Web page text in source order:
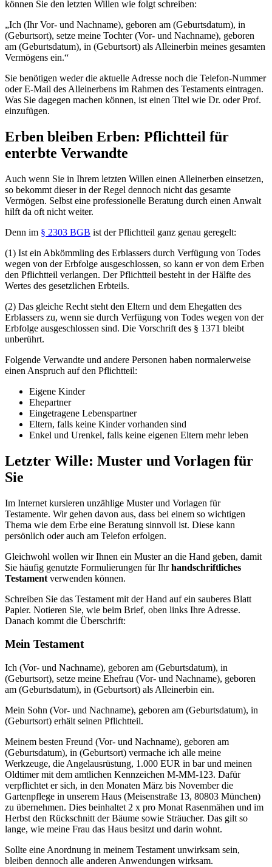
können Sie den letzten Willen wie folgt schreiben:
„Ich (Ihr Vor- und Nachname), geboren am (Geburtsdatum), in
(Geburtsort), setze meine Tochter (Vor- und Nachname), geboren
am (Geburtsdatum), in (Geburtsort) als Alleinerbin meines gesamten
Vermögens ein.“
Sie benötigen weder die aktuelle Adresse noch die Telefon-Nummer
oder E-Mail des Alleinerbens im Rahmen des Testaments eintragen.
Was Sie dagegen machen können, ist einen Titel wie Dr. oder Prof.
einzufügen.
Erben bleiben Erben: Pflichtteil für
enterbte Verwandte
Auch wenn Sie in Ihrem letzten Willen einen Alleinerben einsetzen,
so bekommt dieser in der Regel dennoch nicht das gesamte
Vermögen. Selbst eine professionelle Beratung durch einen Anwalt
hilft da oft nicht weiter.
Denn im § 2303 BGB ist der Pflichtteil ganz genau geregelt:
(1) Ist ein Abkömmling des Erblassers durch Verfügung von Todes
wegen von der Erbfolge ausgeschlossen, so kann er von dem Erben
den Pflichtteil verlangen. Der Pflichtteil besteht in der Hälfte des
Wertes des gesetzlichen Erbteils.
(2) Das gleiche Recht steht den Eltern und dem Ehegatten des
Erblassers zu, wenn sie durch Verfügung von Todes wegen von der
Erbfolge ausgeschlossen sind. Die Vorschrift des § 1371 bleibt
unberührt.
Folgende Verwandte und andere Personen haben normalerweise
einen Anspruch auf den Pflichtteil:
Eigene Kinder
Ehepartner
Eingetragene Lebenspartner
Eltern, falls keine Kinder vorhanden sind
Enkel und Urenkel, falls keine eigenen Eltern mehr leben
Letzter Wille: Muster und Vorlagen für
Sie
Im Internet kursieren unzählige Muster und Vorlagen für
Testamente. Wir gehen davon aus, dass bei einem so wichtigen
Thema wie dem Erbe eine Beratung sinnvoll ist. Diese kann
persönlich oder auch am Telefon erfolgen.
Gleichwohl wollen wir Ihnen ein Muster an die Hand geben, damit
Sie häufig genutzte Formulierungen für Ihrhandschriftliches
Testament verwenden können.
Schreiben Sie das Testament mit der Hand auf ein sauberes Blatt
Papier. Notieren Sie, wie beim Brief, oben links Ihre Adresse.
Danach kommt die Überschrift:
Mein Testament
Ich (Vor- und Nachname), geboren am (Geburtsdatum), in
(Geburtsort), setze meine Ehefrau (Vor- und Nachname), geboren
am (Geburtsdatum), in (Geburtsort) als Alleinerbin ein.
Mein Sohn (Vor- und Nachname), geboren am (Geburtsdatum), in
(Geburtsort) erhält seinen Pflichtteil.
Meinem besten Freund (Vor- und Nachname), geboren am
(Geburtsdatum), in (Geburtsort) vermache ich alle meine
Werkzeuge, die Angelausrüstung, 1.000 EUR in bar und meinen
Oldtimer mit dem amtlichen Kennzeichen M-MM-123. Dafür
verpflichtet er sich, in den Monaten März bis November die
Gartenpflege in unserem Haus (Meisenstraße 13, 80803 München)
zu übernehmen. Dies beinhaltet 2 x pro Monat Rasenmähen und im
Herbst den Rückschnitt der Bäume sowie Sträucher. Das gilt so
lange, wie meine Frau das Haus besitzt und darin wohnt.
Sollte eine Anordnung in meinem Testament unwirksam sein,
bleiben dennoch alle anderen Anwendungen wirksam.